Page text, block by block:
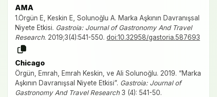
AMA
1.Örgün E, Keskin E, Solunoğlu A. Marka Aşkının Davranışsal
Niyete Etkisi. Gastroia: Journal of Gastronomy And Travel
Research. 2019;3(4):541-550. doi:10.32958/gastoria.587693
Chicago
Örgün, Emrah, Emrah Keskin, ve Ali Solunoğlu. 2019. “Marka
Aşkının Davranışsal Niyete Etkisi”. Gastroia: Journal of
Gastronomy And Travel Research3 (4): 541-50.